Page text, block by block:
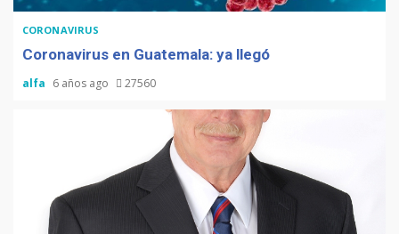
CORONAVIRUS
Coronavirus en Guatemala: ya llegó
alfa 6 años ago 27560